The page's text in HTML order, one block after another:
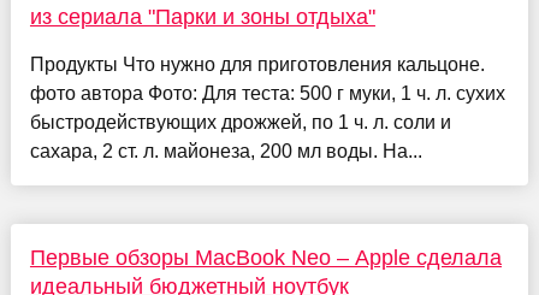
из сериала "Парки и зоны отдыха"
Продукты Что нужно для приготовления кальцоне.
фото автора Фото: Для теста: 500 г муки, 1 ч. л. сухих
быстродействующих дрожжей, по 1 ч. л. соли и
сахара, 2 ст. л. майонеза, 200 мл воды. На...
Первые обзоры MacBook Neo – Apple сделала
идеальный бюджетный ноутбук